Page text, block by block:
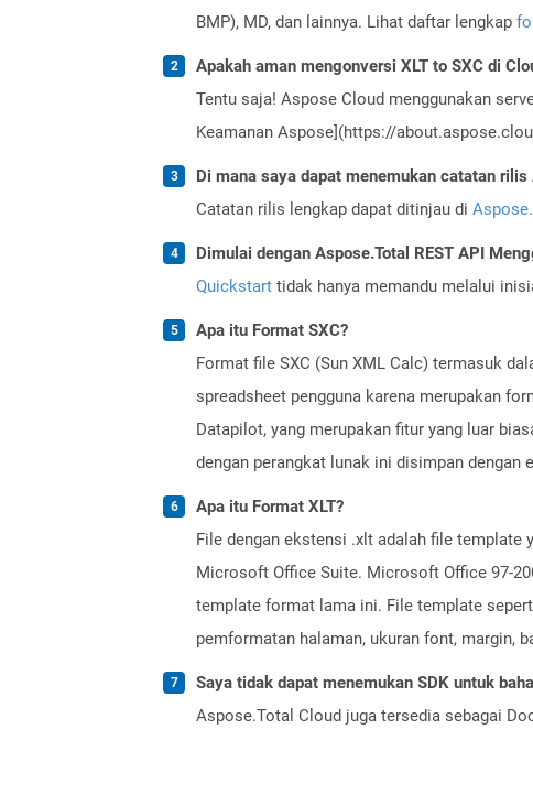
BMP), MD, dan lainnya. Lihat daftar lengkap
Apakah aman mengonversi XLT to SXC di
Tentu saja! Aspose Cloud menggunakan
Keamanan Aspose](https://
Di mana saya dapat menemukan catatan
Catatan rilis lengkap dapat ditinjau di
Dimulai dengan Aspose.Total REST API
Quickstart tidak hanya memandu melalui
Apa itu Format SXC?
Format file SXC (Sun XML Calc) termasuk
spreadsheet pengguna karena merupakan
Datapilot, yang merupakan fitur yang luar
dengan perangkat lunak ini disimpan dengan
Apa itu Format XLT?
File dengan ekstensi .xlt adalah file template
Microsoft Office Suite. Microsoft Office 97-
template format lama ini. File template
pemformatan halaman, ukuran font, margin,
Saya tidak dapat menemukan SDK untuk
Aspose.Total Cloud juga tersedia sebagai